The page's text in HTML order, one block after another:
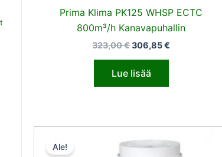
Prima Klima PK125 WHSP ECTC
800m³/h Kanavapuhallin
323,00€306,85€
Lue lisää
Ale!
hinta
hinta